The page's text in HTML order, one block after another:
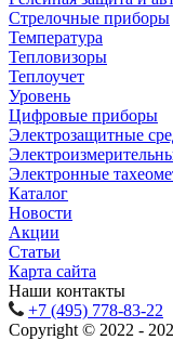
Стрелочные приборы
Температура
Тепловизоры
Теплоучет
Уровень
Цифровые приборы
Электрозащитные
Электронные
Каталог
Новости
Акции
Статьи
Карта сайта
Наши контакты
+7 (495) 778-83-22
Copyright © 2022 -